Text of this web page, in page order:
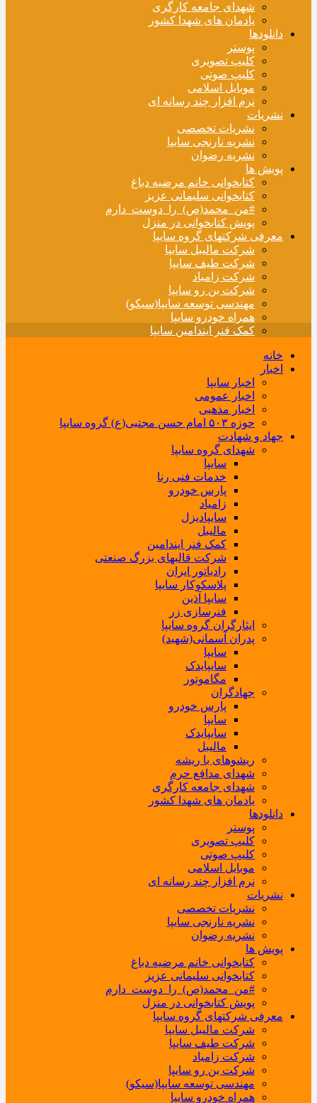
شهدای جامعه کارگری
یادمان های شهدا کشور
دانلودها
پوستر
کلیپ تصویری
کلیپ صوتی
موبایل اسلامی
نرم افزار چند رسانه ای
نشریات
نشریات تخصصی
نشریه نارنجی سایپا
نشریه رضوان
پویش ها
کتابخوانی خانم مرضیه دباغ
کتابخوانی سلیمانی عزیز
#من_محمد(ص)_را_دوست_دارم
پویش کتابخوانی در منزل
معرفی شرکتهای گروه سایپا
شرکت مالیبل سایپا
شرکت طیف سایپا
شرکت زامیاد
شرکت بن رو سایپا
مهندسی توسعه سایپا(سیکو)
همراه خودرو سایپا
کمک فنر ایندامین سایپا
خانه
اخبار
اخبار سایپا
اخبار عمومی
اخبار مذهبی
حوزه ۵۰۳ امام حسن مجتبی(ع) گروه سایپا
جهاد و شهادت
شهدای گروه سایپا
سایپا
خدمات فنی رنا
پارس خودرو
زامیاد
سایپادیزل
مالیبل
کمک فنر ایندامین
شرکت قالبهای بزرگ صنعتی
رادیاتور ایران
پلاسکوکار سایپا
سایپا آذین
فنرسازی زر
ایثارگران گروه سایپا
پدران آسمانی(شهید)
سایپا
سایپایدک
مگاموتور
جهادگران
پارس خودرو
سایپا
سایپایدک
مالیبل
ریشوهای با ریشه
شهدای مدافع حرم
شهدای جامعه کارگری
یادمان های شهدا کشور
دانلودها
پوستر
کلیپ تصویری
کلیپ صوتی
موبایل اسلامی
نرم افزار چند رسانه ای
نشریات
نشریات تخصصی
نشریه نارنجی سایپا
نشریه رضوان
پویش ها
کتابخوانی خانم مرضیه دباغ
کتابخوانی سلیمانی عزیز
#من_محمد(ص)_را_دوست_دارم
پویش کتابخوانی در منزل
معرفی شرکتهای گروه سایپا
شرکت مالیبل سایپا
شرکت طیف سایپا
شرکت زامیاد
شرکت بن رو سایپا
مهندسی توسعه سایپا(سیکو)
همراه خودرو سایپا